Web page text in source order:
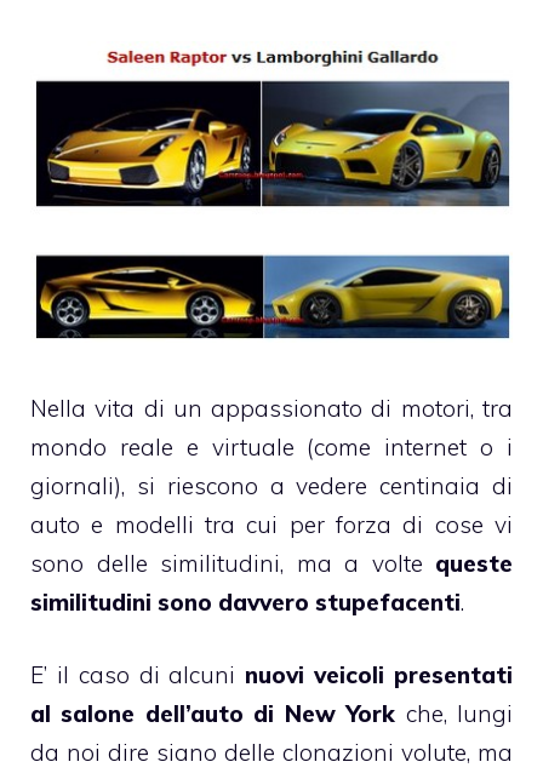
Nella vita di un appassionato di motori, tra
mondo reale e virtuale (come internet o i
giornali), si riescono a vedere centinaia di
auto e modelli tra cui per forza di cose vi
sono delle similitudini, ma a volte queste
similitudini sono davvero stupefacenti.
E’ il caso di alcuni nuovi veicoli presentati
al salone dell’auto di New York che, lungi
da noi dire siano delle clonazioni volute, ma